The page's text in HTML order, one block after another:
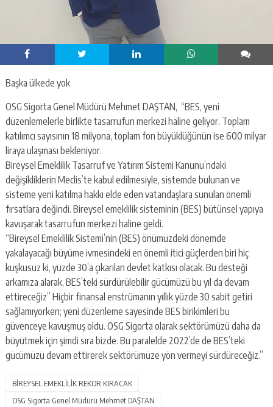
Başka ülkede yok
OSG Sigorta Genel Müdürü Mehmet DAŞTAN, “BES, yeni
düzenlemelerle birlikte tasarrufun merkezi haline geliyor. Toplam
katılımcı sayısının 18 milyona, toplam fon büyüklüğünün ise 600 milyar
liraya ulaşması bekleniyor.
Bireysel Emeklilik Tasarruf ve Yatırım Sistemi Kanunu’ndaki
değişikliklerin Meclis’te kabul edilmesiyle, sistemde bulunan ve
sisteme yeni katılma hakkı elde eden vatandaşlara sunulan önemli
fırsatlara değindi. Bireysel emeklilik sisteminin (BES) bütünsel yapıya
kavuşarak tasarrufun merkezi haline geldi.
“Bireysel Emeklilik Sistemi’nin (BES) önümüzdeki dönemde
yakalayacağı büyüme ivmesindeki en önemli itici güçlerden biri hiç
kuşkusuz ki, yüzde 30’a çıkarılan devlet katkısı olacak. Bu desteği
arkamıza alarak, BES’teki sürdürülebilir gücümüzü bu yıl da devam
ettireceğiz” Hiçbir finansal enstrümanın yıllık yüzde 30 sabit getiri
sağlamıyorken; yeni düzenleme sayesinde BES birikimleri bu
güvenceye kavuşmuş oldu. OSG Sigorta olarak sektörümüzü daha da
büyütmek için şimdi sıra bizde. Bu paralelde 2022’de de BES’teki
gücümüzü devam ettirerek sektörümüze yön vermeyi sürdüreceğiz.”
BİREYSEL EMEKLİLİK REKOR KIRACAK
OSG Sigorta Genel Müdürü Mehmet DAŞTAN